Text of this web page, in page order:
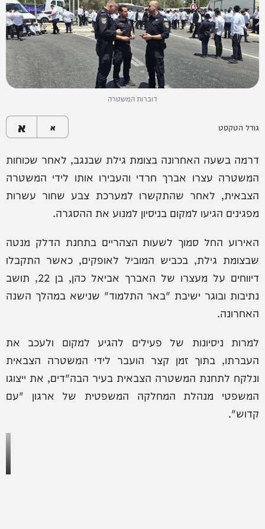
דוברות המשטרה
גודל הטקסט א א
דרמה בשעה האחרונה בצומת גילת שבנגב, לאחר שכוחות
המשטרה עצרו אברך חרדי והעבירו אותו לידי המשטרה
הצבאית, לאחר שהתקשרו למערכת צבע שחור עשרות
מפגינים הגיעו למקום בניסיון למנוע את ההסגרה.
האירוע החל סמוך לשעות הצהריים בתחנת הדלק מנטה
שבצומת גילת, בכביש המוביל לאופקים, כאשר התקבלו
דיווחים על מעצרו של האברך אביאל כהן, בן 22, תושב
נתיבות ובוגר ישיבת "באר התלמוד" שנישא במהלך השנה
האחרונה.
למרות ניסיונות של פעילים להגיע למקום ולעכב את
העברתו, בתוך זמן קצר הועבר לידי המשטרה הצבאית
ונלקח לתחנת המשטרה הצבאית בעיר הבה"דים, את ייצוגו
המשפטי מנהלת המחלקה המשפטית של ארגון "עם
קדוש".